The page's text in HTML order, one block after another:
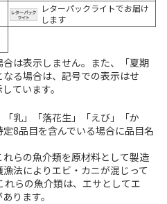
レターパックライトでお届け
します
は表示しません。また、「夏期
る場合は、記号での表示はせ
ています。
乳」「落花生」「えび」「か
8品目を含んでいる場合に品目名
らの魚介類を原材料として製造
法によりエビ・カニが混じって
れらの魚介類は、エサとしてエ
ります。